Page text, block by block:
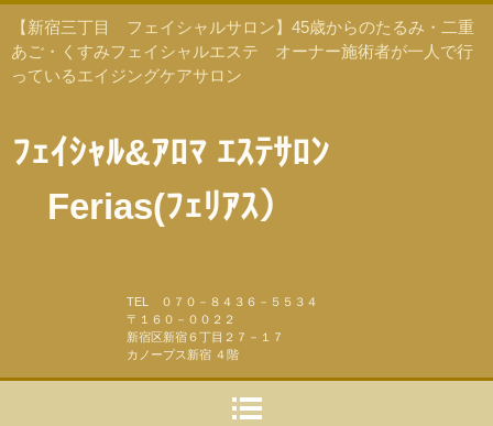
ﾌｪｲｼｬﾙ&ｱﾛﾏ ｴｽﾃｻﾛﾝ
Ferias(ﾌｪﾘｱｽ）
【新宿三丁目 フェイシャルサロン】45歳からのたるみ・二重
あご・くすみフェイシャルエステ オーナー施術者が一人で行
っているエイジングケアサロン
TEL ０７０－８４３６－５５３４
〒１６０－００２２
新宿区新宿６丁目２７－１７
カノープス新宿 ４階